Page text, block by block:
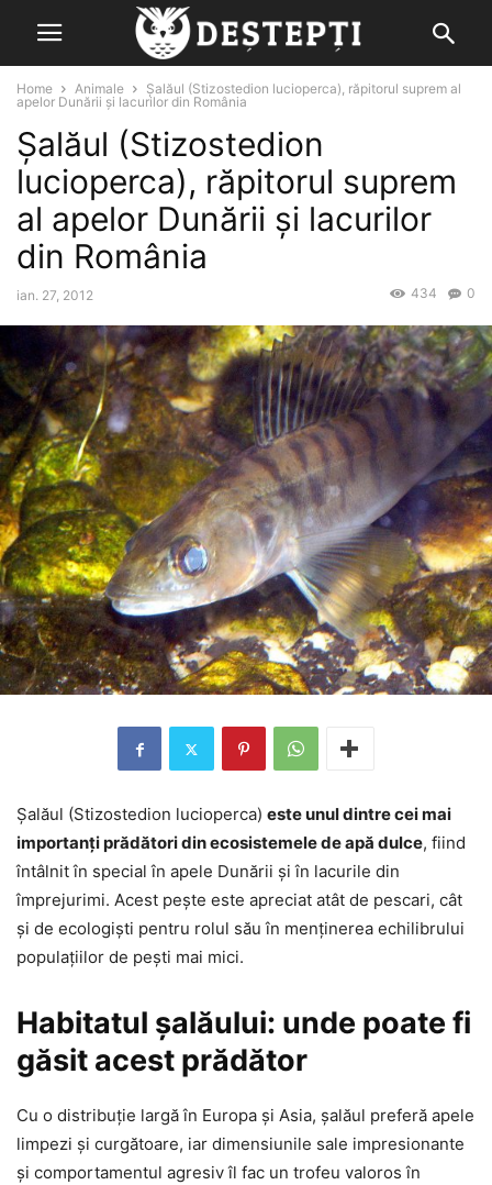
Home Animale
Șalăul (Stizostedion lucioperca), răpitorul suprem al
apelor Dunării și lacurilor din România
Șalăul (Stizostedion
lucioperca), răpitorul suprem
al apelor Dunării și lacurilor
din România
ian. 27, 2012 0
434
Șalăul (Stizostedion lucioperca) este unul dintre cei mai
importanți prădători din ecosistemele de apă dulce, fiind
întâlnit în special în apele Dunării și în lacurile din
împrejurimi. Acest pește este apreciat atât de pescari, cât
și de ecologiști pentru rolul său în menținerea echilibrului
populațiilor de pești mai mici.
Habitatul șalăului: unde poate fi
găsit acest prădător
Cu o distribuție largă în Europa și Asia, șalăul preferă apele
limpezi și curgătoare, iar dimensiunile sale impresionante
și comportamentul agresiv îl fac un trofeu valoros în